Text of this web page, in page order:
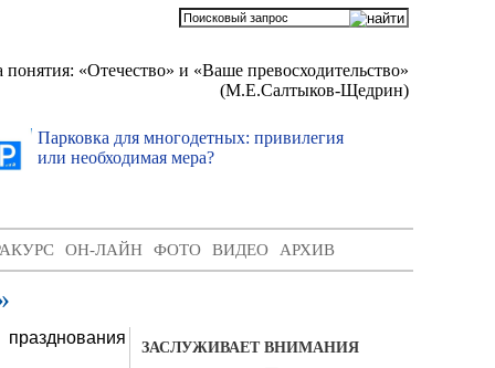
«Отечество» и «Ваше превосходительство»
(М.Е.Салтыков-Щедрин)
Парковка для многодетных: привилегия
или необходимая мера?
ОН-ЛАЙН ФОТО ВИДЕО АРХИВ
ЗАСЛУЖИВАЕТ ВНИМАНИЯ